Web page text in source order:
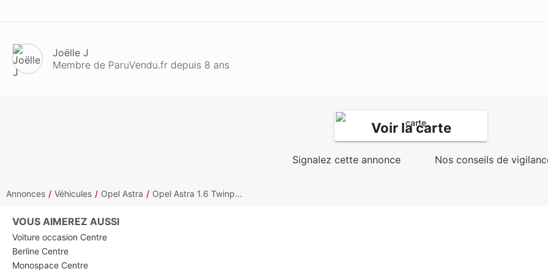
Joëlle J
Membre de ParuVendu.fr depuis 8 ans
Voir la carte
Signalez cette annonce Nos conseils de
Annonces Véhicules Opel Astra Opel Astra 1.6 Twinp...
VOUS AIMEREZ AUSSI
Voiture occasion Centre
Berline Centre
Monospace Centre